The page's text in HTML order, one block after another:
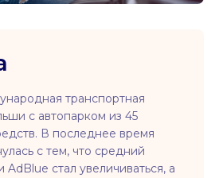
транспортная
с автопарком из 45
В последнее время
с тем, что средний
AdBlue стал увеличиваться, а